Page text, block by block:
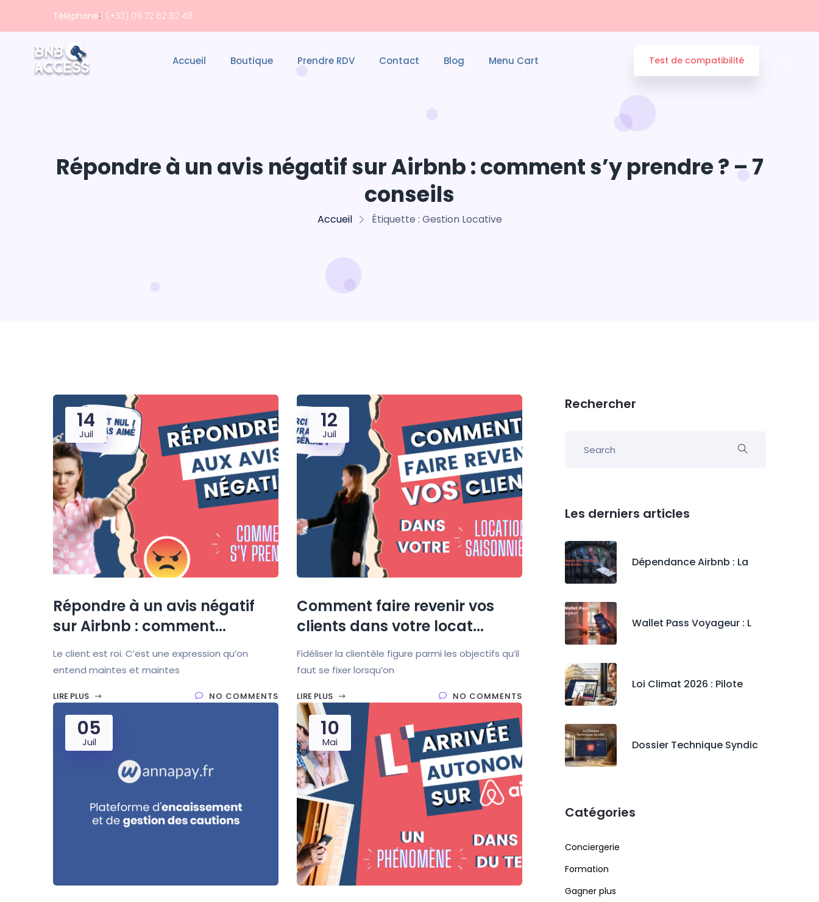
Téléphone: (+33) 09 72 62 82 48
Accueil Boutique Prendre RDV Contact Blog Menu Cart Test de compatibilité
Répondre à un avis négatif sur Airbnb : comment s’y prendre ? – 7
conseils
Accueil Étiquette : Gestion Locative
14
Juil
Répondre à un avis négatif
sur Airbnb : comment...
Le client est roi. C’est une expression qu’on
entend maintes et maintes
LIRE PLUS NO COMMENTS
12
Juil
Comment faire revenir vos
clients dans votre locat...
Fidéliser la clientèle figure parmi les objectifs qu’il
faut se fixer lorsqu’on
LIRE PLUS NO COMMENTS
05
Juil
10
Mai
Rechercher
Les derniers articles
Dépendance Airbnb : La
Wallet Pass Voyageur : L
Loi Climat 2026 : Pilote
Dossier Technique Syndic
Catégories
Conciergerie
Formation
Gagner plus